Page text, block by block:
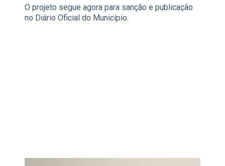
O projeto segue agora para sanção e publicação
no Diário Oficial do Município.